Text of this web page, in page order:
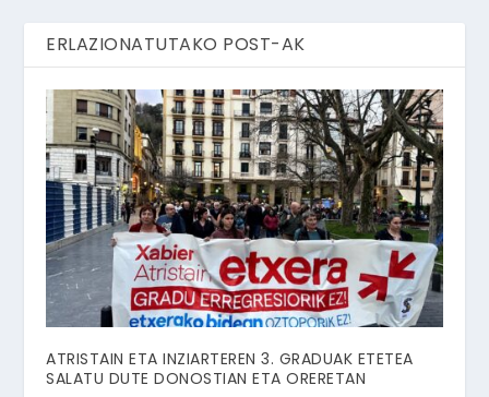
ERLAZIONATUTAKO POST-AK
ATRISTAIN ETA INZIARTEREN 3. GRADUAK ETETEA
SALATU DUTE DONOSTIAN ETA ORERETAN